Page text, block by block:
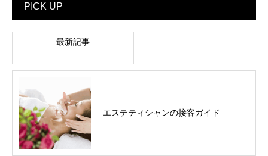
PICK UP
最新記事
エステティシャンの接客ガイド